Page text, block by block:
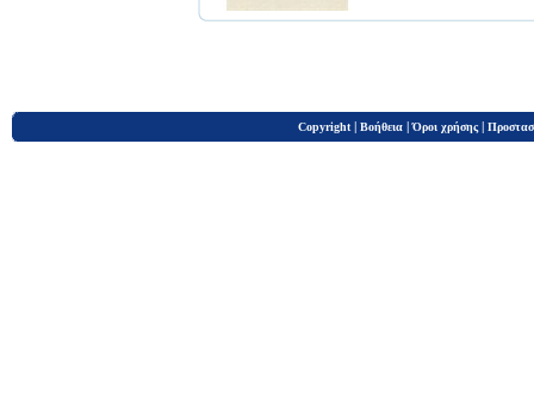
Copyright | Βοήθεια |Όροι χρήσης |